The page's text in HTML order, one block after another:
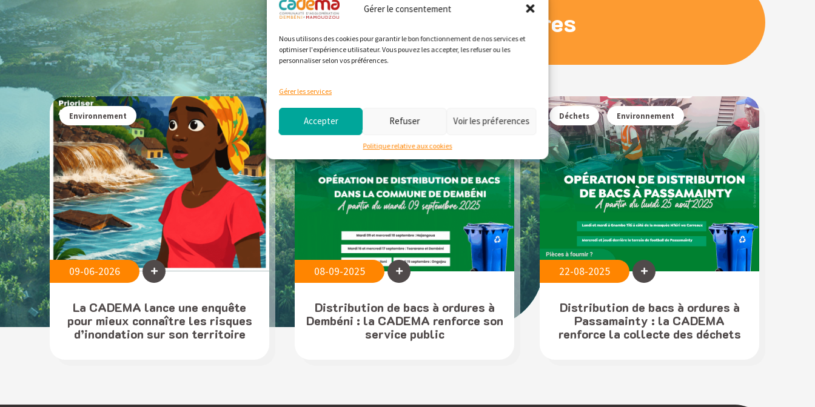
Gérer le consentement
Nous utilisons des cookies pour garantir le bon fonctionnement de nos services et
optimiser l'expérience utilisateur. Vous pouvez les accepter, les refuser ou les
personnaliser selon vos préférences.
Gérer les services
Accepter Refuser Voir les préferences
Politique relative aux cookies
Actualités similaires
Environnement
09-06-2026
La CADEMA lance une enquête
pour mieux connaître les risques
d’inondation sur son territoire
Environnement
08-09-2025
Distribution de bacs à ordures à
Dembéni : la CADEMA renforce son
service public
Déchets Environnement
22-08-2025
Distribution de bacs à ordures à
Passamainty : la CADEMA
renforce la collecte des déchets